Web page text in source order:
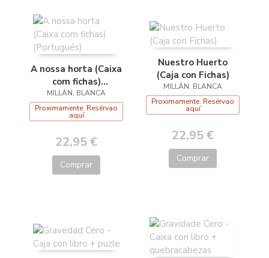
A nossa horta (Caixa
com fichas)
(Portugués)
MILLÁN, BLANCA
Proximamente. Resérvao
aquí
22,95 €
Comprar
Nuestro Huerto
(Caja con Fichas)
MILLÁN, BLANCA
Proximamente. Resérvao
aquí
22,95 €
Comprar